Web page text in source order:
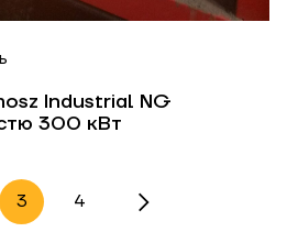
Industrial NG
300 кВт
3 4